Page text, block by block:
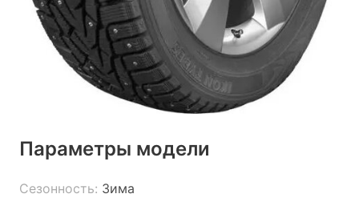
Параметры модели
Сезонность: Зима